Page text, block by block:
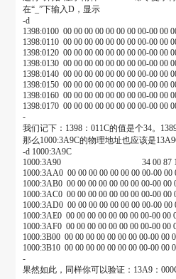
在“_”下输入D，显示
-d
1398:0100 00 00 00 00 00 00 00 00-00 00
1398:0110 00 00 00 00 00 00 00 00-00 00
1398:0120 00 00 00 00 00 00 00 00-00 00
1398:0130 00 00 00 00 00 00 00 00-00 00
1398:0140 00 00 00 00 00 00 00 00-00 00
1398:0150 00 00 00 00 00 00 00 00-00 00
1398:0160 00 00 00 00 00 00 00 00-00 00
1398:0170 00 00 00 00 00 00 00 00-00 00
-
我们记下：1398：011C的值是个34。
那么1000:3A9C的物理地址也应该是
-d 1000:3A9C
1000:3A90 34 00 87
1000:3AA0 00 00 00 00 00 00 00 00-00 00
1000:3AB0 00 00 00 00 00 00 00 00-00 00
1000:3AC0 00 00 00 00 00 00 00 00-00 00
1000:3AD0 00 00 00 00 00 00 00 00-00 00
1000:3AE0 00 00 00 00 00 00 00 00-00 00
1000:3AF0 00 00 00 00 00 00 00 00-00 00
1000:3B00 00 00 00 00 00 00 00 00-00 00
1000:3B10 00 00 00 00 00 00 00 00-
-
果然如此，同样你可以验证：13A9：